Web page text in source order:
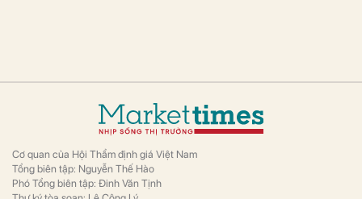
Cơ quan của Hội Thẩm định giá Việt Nam
Tổng biên tập: Nguyễn Thế Hào
Phó Tổng biên tập: Đinh Văn Tịnh